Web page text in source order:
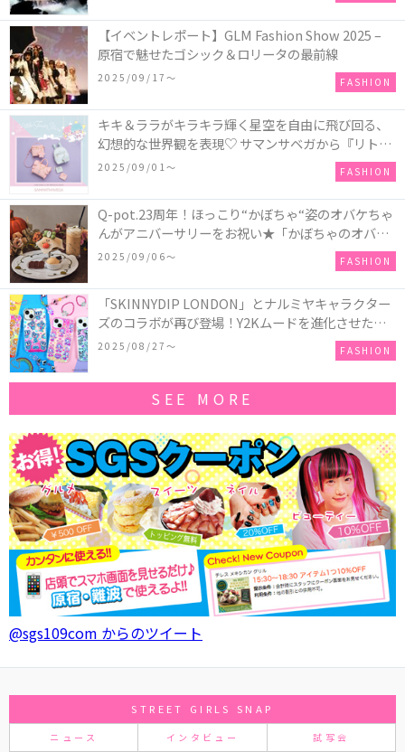
【イベントレポート】GLM Fashion Show 2025 –
原宿で魅せたゴシック＆ロリータの最前線
2025/09/17〜 FASHION
キキ＆ララがキラキラ輝く星空を自由に飛び回る、
幻想的な世界観を表現♡ サマンサベガから『リトル
ツインスターズ』50周年アニバーサリーイヤー』を
2025/09/01〜 FASHION
Q-pot.23周年！ほっこり“かぼちゃ“姿のオバケちゃ
んがアニバーサリーをお祝い★「かぼちゃのオバケ
ーキアクセサリー」が新発売！Q-pot CAFE.では
「かぼちゃのオバケーキプレート」も登場
2025/09/06〜 FASHION
「SKINNYDIP LONDON」とナルミヤキャラクター
ズのコラボが再び登場！Y2Kムードを進化させた新
作コレクションを発売♪
2025/08/27〜 FASHION
SEE MORE
@sgs109com からのツイート
STREET GIRLS SNAP
ニュース インタビュー 試写会